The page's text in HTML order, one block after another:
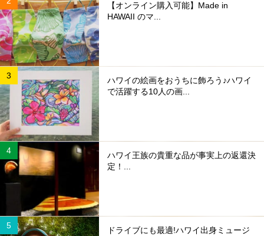
【オンライン購入可能】Made in
HAWAII のマ...
ハワイの絵画をおうちに飾ろう♪ハワイ
で活躍する10人の画...
ハワイ王族の貴重な品が事実上の返還決
定！...
ドライブにも最適!ハワイ出身ミュージ